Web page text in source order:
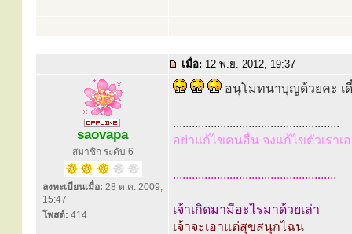
เมื่อ: 12 พ.ย. 2012, 19:37
saovapa
สมาชิก ระดับ 6
ลงทะเบียนเมื่อ: 28 ต.ค. 2009,
15:47
โพสต์: 414
อนุโมทนาบุญด้วยคะ เ
.....................................................
อย่าแก้ไขคนอื่น จงแก้ไขตัวเราเ
....................................................
เจ้าเกิดมามีอะไรมาด้วยเล่า
เจ้าจะเอาแต่สุขสนุกไฉน